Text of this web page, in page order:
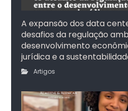
A expansão dos data
desafios da regulação
desenvolvimento
jurídica e a
Artigos